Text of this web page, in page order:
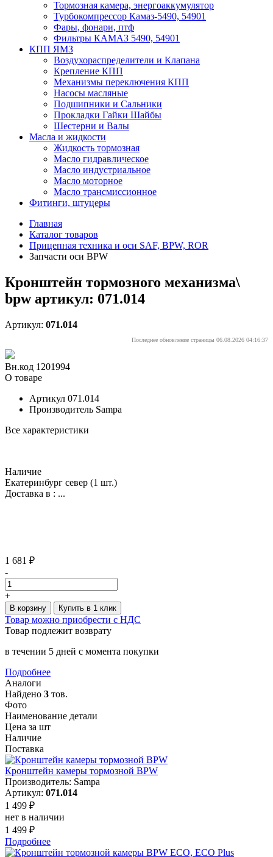
Тормозная камера, энергоаккумулятор
Турбокомпрессор Камаз-5490, 54901
Фары, фонари, птф
Фильтры КАМАЗ 5490, 54901
КПП ЯМЗ
Воздухораспределители и Клапана
Крепление КПП
Механизмы переключения КПП
Насосы масляные
Подшипники и Сальники
Прокладки Гайки Шайбы
Шестерни и Валы
Масла и жидкости
Жидкость тормозная
Масло гидравлическое
Масло индустриальное
Масло моторное
Масло трансмиссионное
Фитинги, штуцеры
Главная
Каталог товаров
Прицепная техника и оси SAF, BPW, ROR
Запчасти оси BPW
Кронштейн тормозного механизма\
bpw артикул: 071.014
Артикул: 071.014
Последнее обновление страницы 06.08.2026 04:16:37
Вн.код 1201994
О товаре
Артикул 071.014
Производитель Sampa
Все характеристики
Наличие
Екатеринбург север (1 шт.)
Доставка в : ...
1 681 ₽
-
+
В корзину Купить в 1 клик
Товар можно приобрести с НДС
Товар подлежит возврату
в течении 5 дней с момента покупки
Подробнее
Аналоги
Найдено 3 тов.
Фото
Наименование детали
Цена за шт
Наличие
Поставка
Кронштейн камеры тормозной BPW
Производитель: Sampa
Артикул: 071.014
1 499 ₽
нет в наличии
1 499 ₽
Подробнее